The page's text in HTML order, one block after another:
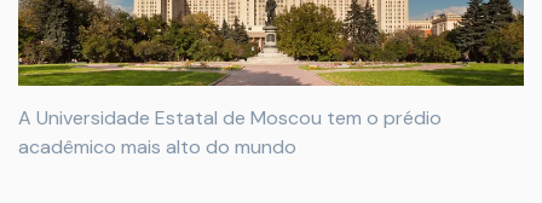
A Universidade Estatal de Moscou tem o prédio
acadêmico mais alto do mundo